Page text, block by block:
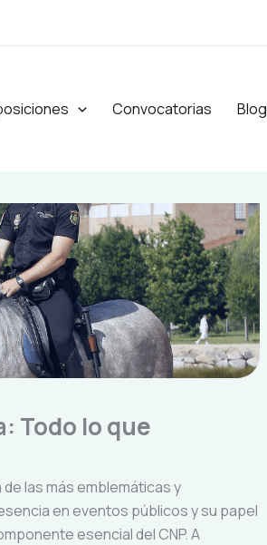
Convocatorias Blog
Todo lo que
de las más emblemáticas y
en eventos públicos y su papel
esencial del CNP. A